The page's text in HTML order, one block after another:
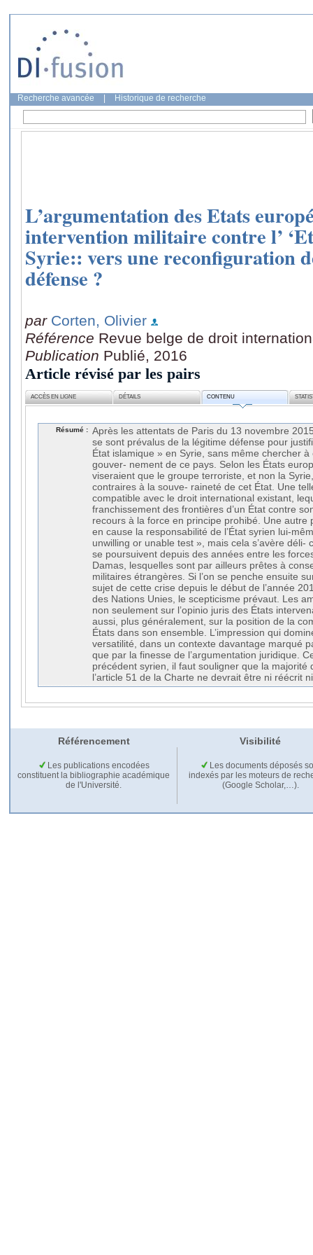
Recherche avancée Historique de recherche
L’argumentation des Etats
intervention militaire contre l’
Syrie:: vers une reconfiguration
défense ?
par Corten, Olivier
Référence Revue belge de droit
Publication Publié, 2016
Article révisé par les pairs
ACCÈS EN LIGNE DÉTAILS CONTENU
Résumé : Après les attentats de Paris du 13 novembre
se sont prévalus de la légitime défense pour
État islamique » en Syrie, sans même chercher
gouver- nement de ce pays. Selon les États
viseraient que le groupe terroriste, et non la
contraires à la souve- raineté de cet État. Une
compatible avec le droit international existant,
franchissement des frontières d’un État contre
recours à la force en principe prohibé. Une autre
en cause la responsabilité de l’État syrien lui-
unwilling or unable test », mais cela s’avère déli-
se poursuivent depuis des années entre les
Damas, lesquelles sont par ailleurs prêtes à
militaires étrangères. Si l’on se penche ensuite
sujet de cette crise depuis le début de l’année
des Nations Unies, le scepticisme prévaut. Les
non seulement sur l’opinio juris des États
aussi, plus généralement, sur la position de la
États dans son ensemble. L’impression qui
versatilité, dans un contexte davantage marqué
que par la finesse de l’argumentation juridique.
précédent syrien, il faut souligner que la majorité
l’article 51 de la Charte ne devrait être ni réécrit
Référencement Visibilité
Les publications encodées
constituent la bibliographie académique
de l'Université.
Les documents déposés
indexés par les moteurs de
(Google Scholar,…).